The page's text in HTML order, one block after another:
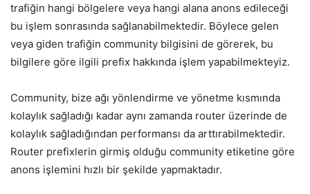
trafiğin hangi bölgelere veya hangi alana anons edileceği
bu işlem sonrasında sağlanabilmektedir. Böylece gelen
veya giden trafiğin community bilgisini de görerek, bu
bilgilere göre ilgili prefix hakkında işlem yapabilmekteyiz.
Community, bize ağı yönlendirme ve yönetme kısmında
kolaylık sağladığı kadar aynı zamanda router üzerinde de
kolaylık sağladığından performansı da arttırabilmektedir.
Router prefixlerin girmiş olduğu community etiketine göre
anons işlemini hızlı bir şekilde yapmaktadır.